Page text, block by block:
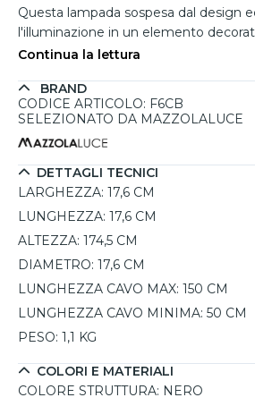
Questa lampada sospesa dal design
l'illuminazione in un elemento
di personalità. La figura dello
contemporaneo allo stesso tempo,
creativi, locali, camere moderne o
permette di adattarla facilmente a
d'arredo. Compatibile con lampadina
predisposta per collegamento a
una luce d'atmosfera calda e
Continua la lettura
BRAND
CODICE ARTICOLO: F6CB
SELEZIONATO DA MAZZOLALUCE
DETTAGLI TECNICI
LARGHEZZA: 17,6 CM
LUNGHEZZA: 17,6 CM
ALTEZZA: 174,5 CM
DIAMETRO: 17,6 CM
LUNGHEZZA CAVO MAX: 150 CM
LUNGHEZZA CAVO MINIMA: 50 CM
PESO: 1,1 KG
COLORI E MATERIALI
COLORE STRUTTURA: NERO